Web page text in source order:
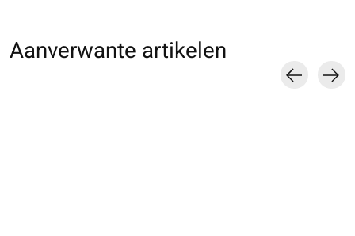
Aanverwante artikelen